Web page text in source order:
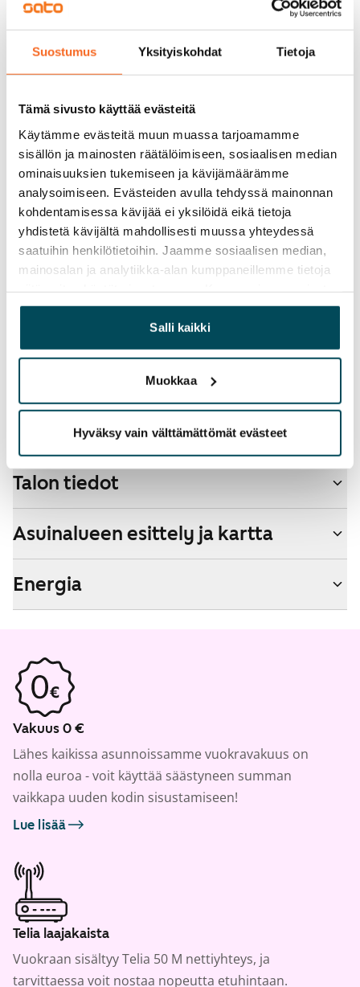
Suostumus Yksityiskohdat Tietoja
Tämä sivusto käyttää evästeitä
Käytämme evästeitä muun muassa tarjoamamme
sisällön ja mainosten räätälöimiseen, sosiaalisen median
ominaisuuksien tukemiseen ja kävijämäärämme
analysoimiseen. Evästeiden avulla tehdyssä mainonnan
kohdentamisessa kävijää ei yksilöidä eikä tietoja
yhdistetä kävijältä mahdollisesti muussa yhteydessä
saatuihin henkilötietoihin. Jaamme sosiaalisen median,
mainosalan ja analytiikka-alan kumppaneillemme tietoja
yhdistää näitä tietoja muihin tietoihin, joita olet antanut
heille tai joita on kerätty, kun olet käyttänyt heidän
palvelujaan.
Salli kaikki
Muokkaa
Hyväksy vain välttämättömät evästeet
Vuokravakuus
0 €, (yrityksille min. 1 kk vuokra)
Pakollinen, ei sisälly vuokraan
Vesimaksu
Kulutuksen mukaan
Sähkömaksu
Vuokralainen solmii itse sähkösopimuksen.
Laajakaista
Vuokraan sisältyy 50 M laajakaistaliittymä. Voit hankkia
lisänopeutta etuhintaan ottamalla yhteyttä
operaattoriin Telia.
Lemmikit sallittu
Kyllä
Savuton talo
Talon tiedot
Asuinalueen esittely ja kartta
Energia
Vakuus 0 €
Lähes kaikissa asunnoissamme vuokravakuus on
nolla euroa - voit käyttää säästyneen summan
vaikkapa uuden kodin sisustamiseen!
Lue lisää
Telia laajakaista
Vuokraan sisältyy Telia 50 M nettiyhteys, ja
tarvittaessa voit nostaa nopeutta etuhintaan.